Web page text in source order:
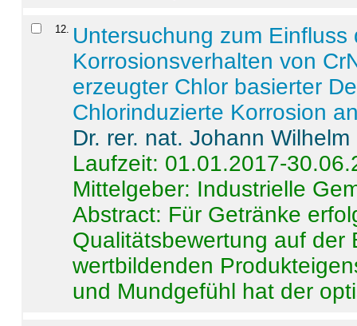
12
Untersuchung zum
Korrosionsverhalten von
erzeugter Chlor basierter
Chlorinduzierte Korrosion
Dr. rer. nat. Johann
Laufzeit: 01.01.2017-
Mittelgeber: Industrielle
Abstract: Für Getränke
Qualitätsbewertung auf der
wertbildenden
und Mundgefühl hat der